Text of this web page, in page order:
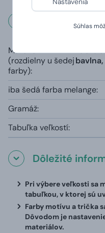
Súhlas
Rozmery a váha
Materiál
(rozdielny u šedej
farby):
100%
iba šedá farba melange:
Gramáž:
Tabuľka veľkostí:
Dôležité
Pri výbere veľkosti sa
tabuľkou, v ktorej sú
Farby motívu a trička
Dôvodom je
materiálov.